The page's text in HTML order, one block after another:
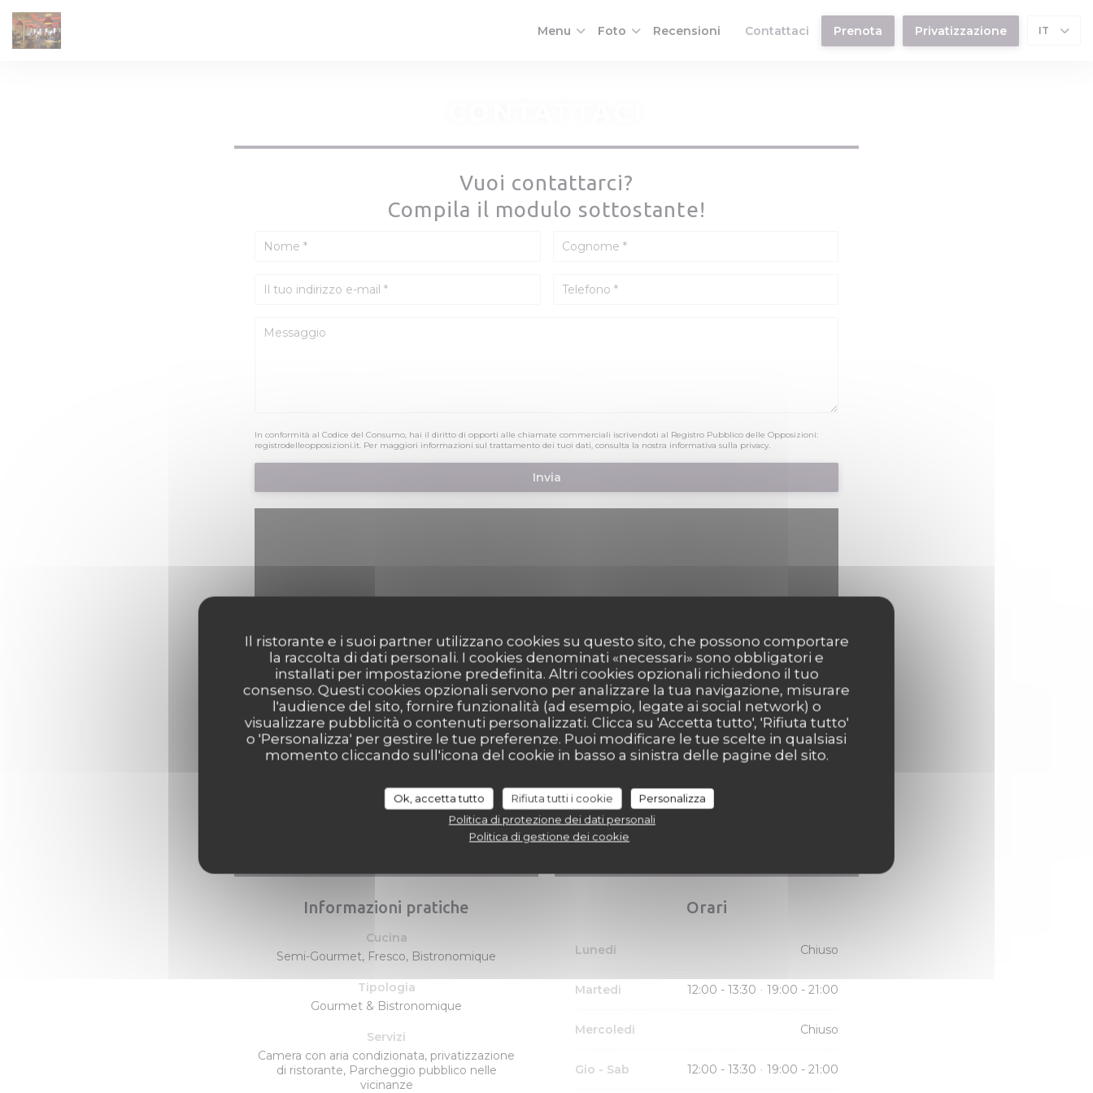
Il ristorante e i suoi partner utilizzano cookies su questo sito, che possono comportare
la raccolta di dati personali. I cookies denominati «necessari» sono obbligatori e
installati per impostazione predefinita. Altri cookies opzionali richiedono il tuo
consenso. Questi cookies opzionali servono per analizzare la tua navigazione, misurare
l'audience del sito, fornire funzionalità (ad esempio, legate ai social network) o
visualizzare pubblicità o contenuti personalizzati. Clicca su 'Accetta tutto', 'Rifiuta tutto'
o 'Personalizza' per gestire le tue preferenze. Puoi modificare le tue scelte in qualsiasi
momento cliccando sull'icona del cookie in basso a sinistra delle pagine del sito.
Ok, accetta tutto Rifiuta tutti i cookie
Personalizza
Politica di protezione dei dati personali
Politica di gestione dei cookie
Menu Foto Recensioni ((apre una nuova finestra))
Contattaci Prenota Privatizzazione IT
Vuoi contattarci?
Compila il modulo sottostante!
In conformità al Codice del Consumo, hai il diritto di opporti alle chiamate commerciali iscrivendoti al Registro Pubblico delle Opposizioni:
registrodelleopposizioni.it. Per maggiori informazioni sul trattamento dei tuoi dati, consulta la nostra informativa sulla privacy.
Per visualizzare la mappa interattiva Waze, devi accettare i cookie di Waze Map (Google). Questi cookie possono raccogliere
dati di navigazione e localizzazione.
Consenti
Informazioni pratiche
Cucina
Semi-Gourmet, Fresco, Bistronomique
Tipologia
Gourmet & Bistronomique
Servizi
Camera con aria condizionata, privatizzazione
di ristorante, Parcheggio pubblico nelle
vicinanze
Orari
Lunedi Chiuso
Martedi 12:00 - 13:30 • 19:00 - 21:00
Mercoledi Chiuso
Gio - Sab 12:00 - 13:30 • 19:00 - 21:00